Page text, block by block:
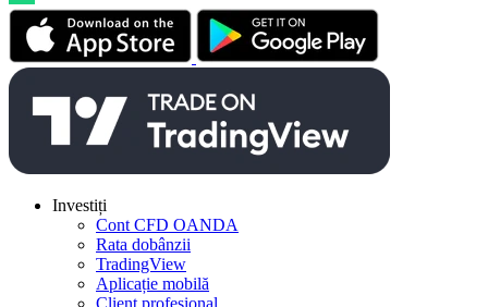
Investiți
Cont CFD OANDA
Rata dobânzii
TradingView
Aplicație mobilă